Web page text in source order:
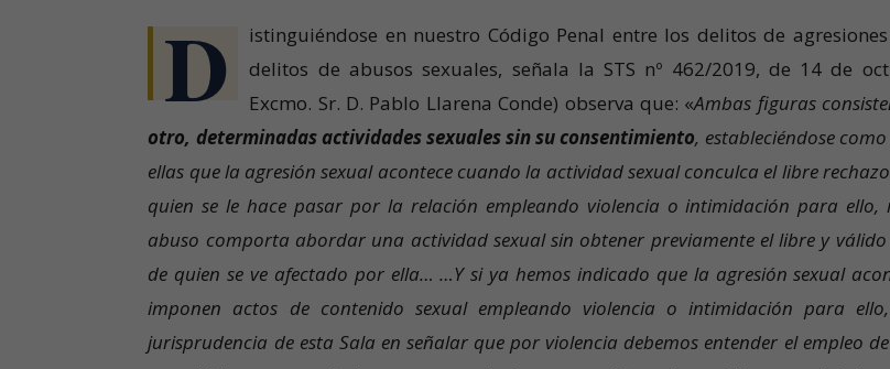
D
istinguiéndose en nuestro Código Penal entre los delitos de
delitos de abusos sexuales, señala la STS nº 462/2019, de 14 de
Excmo. Sr. D. Pablo Llarena Conde) observa que: «Ambas figuras
otro, determinadas actividades sexuales sin su consentimiento, estableciéndose
ellas que la agresión sexual acontece cuando la actividad sexual conculca el libre
quien se le hace pasar por la relación empleando violencia o intimidación para ello,
abuso comporta abordar una actividad sexual sin obtener previamente el libre y
de quien se ve afectado por ella… …Y si ya hemos indicado que la agresión sexual
imponen actos de contenido sexual empleando violencia o intimidación para
jurisprudencia de esta Sala en señalar que por violencia debemos entender el empleo